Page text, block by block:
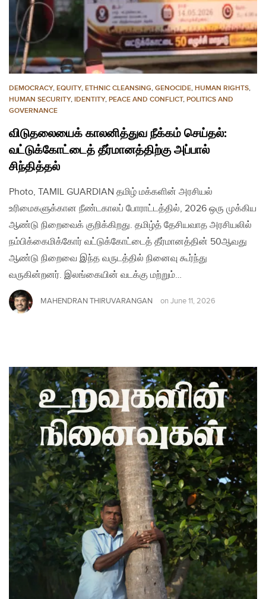
DEMOCRACY, EQUITY, ETHNIC CLEANSING, GENOCIDE, HUMAN RIGHTS,
HUMAN SECURITY, IDENTITY, PEACE AND CONFLICT, POLITICS AND
GOVERNANCE
விடுதலையைக் காலனித்துவ நீக்கம் செய்தல்:
வட்டுக்கோட்டைத் தீர்மானத்திற்கு அப்பால்
சிந்தித்தல்
Photo, TAMIL GUARDIAN தமிழ் மக்களின் அரசியல்
உரிமைகளுக்கான நீண்டகாலப் போராட்டத்தில், 2026 ஒரு முக்கிய
ஆண்டு நிறைவைக் குறிக்கிறது. தமிழ்த் தேசியவாத அரசியலில்
நம்பிக்கைமிக்கோர் வட்டுக்கோட்டைத் தீர்மானத்தின் 50ஆவது
ஆண்டு நிறைவை இந்த வருடத்தில் நினைவு கூர்ந்து
வருகின்றனர். இலங்கையின் வடக்கு மற்றும்…
MAHENDRAN THIRUVARANGAN on June 11, 2026